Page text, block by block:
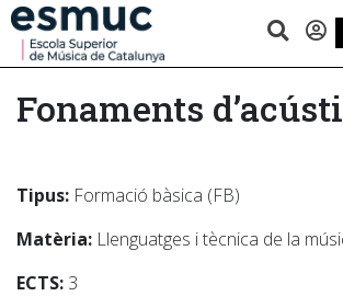
Estudis
Recerca
Fonaments
Tipus: Formació bàsica (FB)
Matèria: Llenguatges i tècnica de la
ECTS: 3